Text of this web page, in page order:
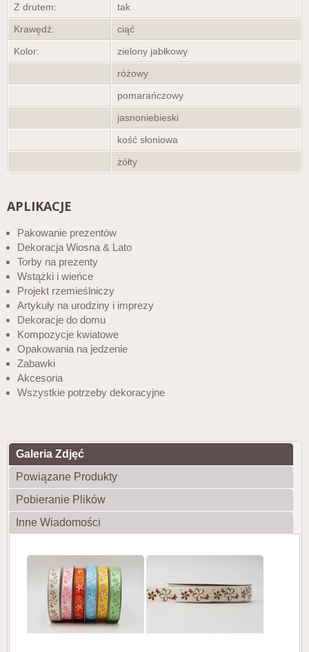
Z drutem:
tak
Krawędź:
ciąć
Kolor:
zielony jabłkowy
różowy
pomarańczowy
jasnoniebieski
kość słoniowa
żółty
APLIKACJE
Pakowanie prezentów
Dekoracja Wiosna & Lato
Torby na prezenty
Wstążki i wieńce
Projekt rzemieślniczy
Artykuły na urodziny i imprezy
Dekoracje do domu
Kompozycje kwiatowe
Opakowania na jedzenie
Zabawki
Akcesoria
Wszystkie potrzeby dekoracyjne
Galeria Zdjęć
Powiązane Produkty
Pobieranie Plików
Inne Wiadomości